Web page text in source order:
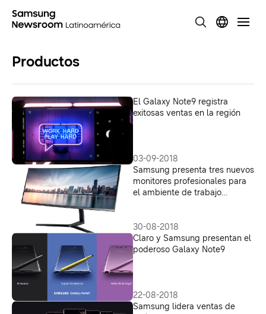
Productos
El Galaxy Note9 registra
exitosas ventas en la región
03-09-2018
Samsung presenta tres nuevos
monitores profesionales para
el ambiente de trabajo
30-08-2018
Claro y Samsung presentan el
poderoso Galaxy Note9
22-08-2018
Samsung lidera ventas de